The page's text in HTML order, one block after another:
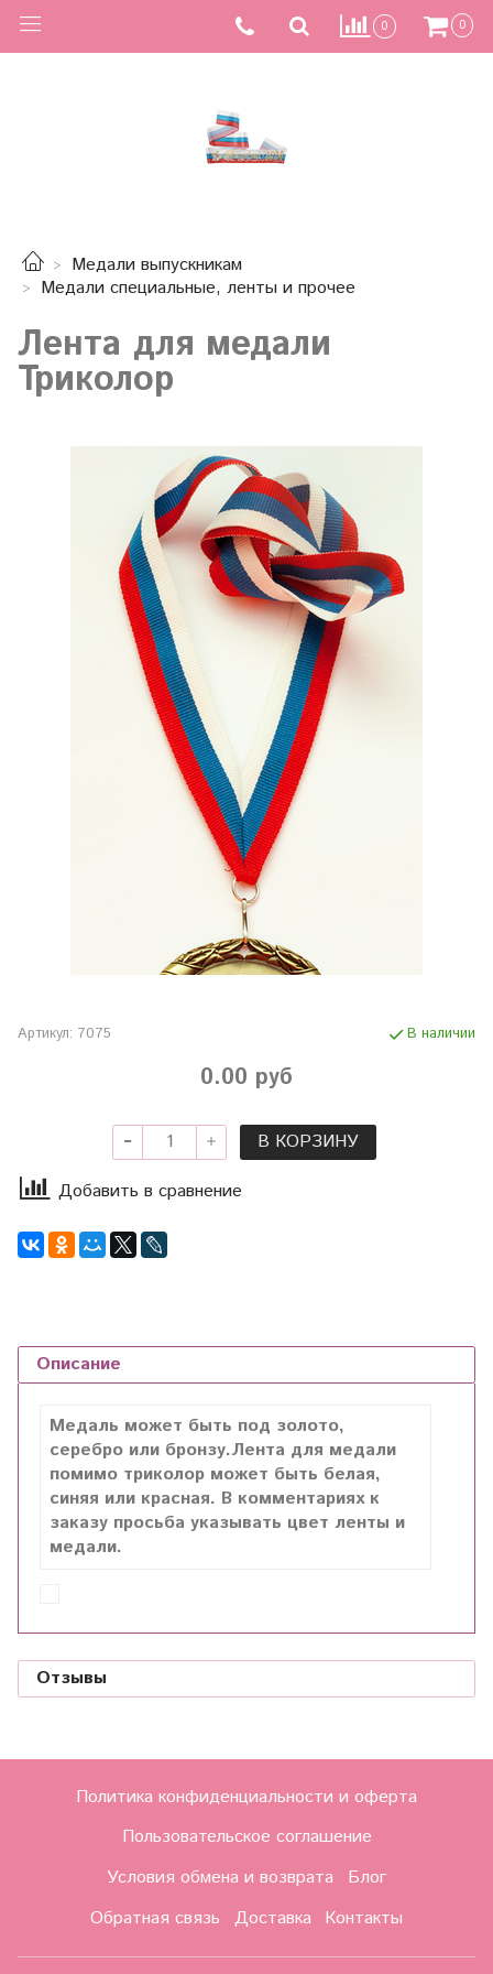
0 0
Медали выпускникам
Медали специальные, ленты и прочее
Лента для медали
Триколор
Артикул: 7075 В наличии
0.00 руб
В КОРЗИНУ
Добавить в сравнение
Описание
Медаль может быть под золото,
серебро или бронзу.Лента для медали
помимо триколор может быть белая,
синяя или красная. В комментариях к
заказу просьба указывать цвет ленты и
медали.
Отзывы
Политика конфиденциальности и оферта
Пользовательское соглашение
Условия обмена и возврата
Блог
Обратная связь
Доставка Контакты